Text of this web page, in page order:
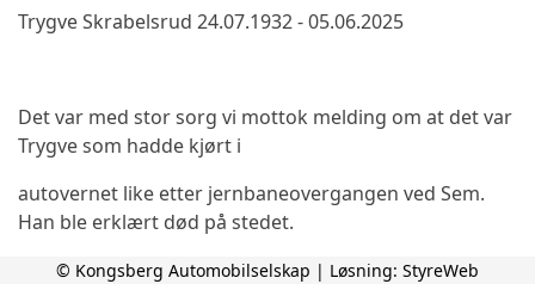
Trygve Skrabelsrud 24.07.1932 - 05.06.2025
Det var med stor sorg vi mottok melding om at det var
Trygve som hadde kjørt i
autovernet like etter jernbaneovergangen ved Sem.
Han ble erklært død på stedet.
© Kongsberg Automobilselskap | Løsning: StyreWeb